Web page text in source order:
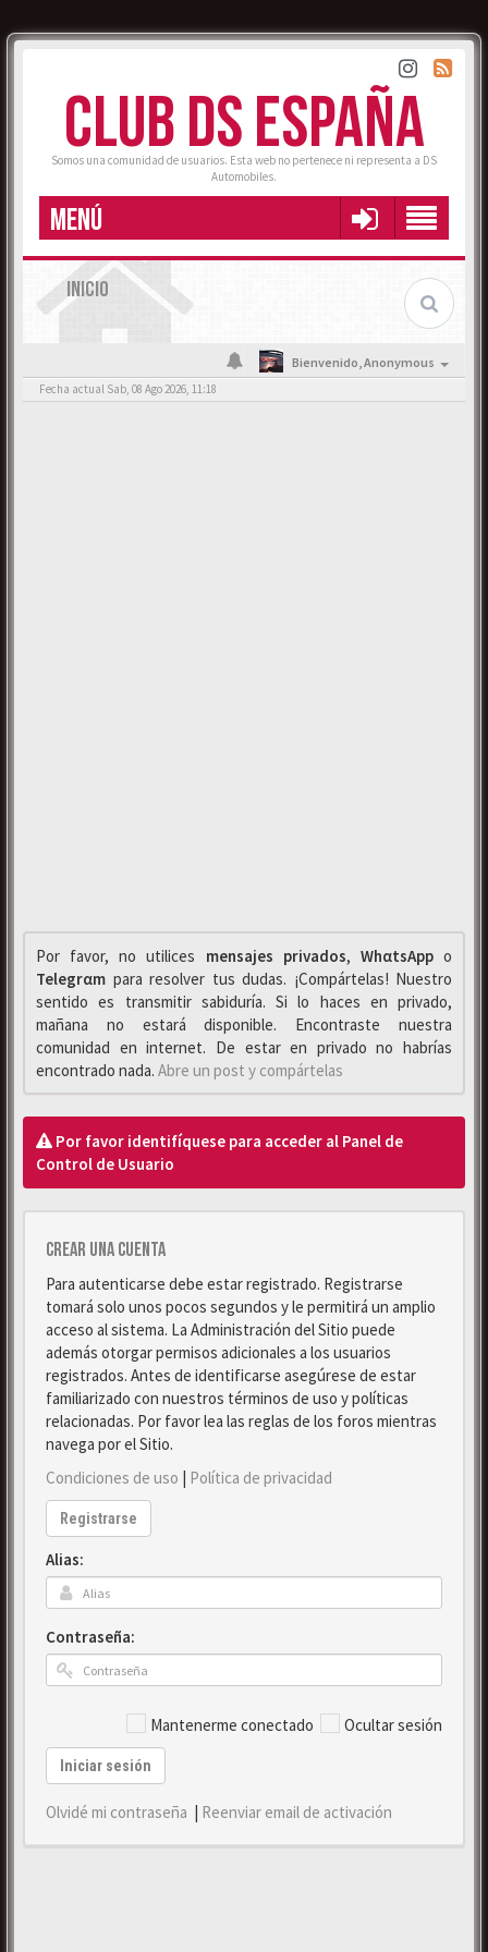
CLUB DS ESPAÑA
Somos una comunidad de usuarios. Esta web no pertenece ni representa a DS
Automobiles.
MENÚ
INICIO
Bienvenido,Anonymous
Fecha actual Sab, 08 Ago 2026, 11:18
Por favor, no utilices mensajes privados, WhαtsAppo
Telegrαm para resolver tus dudas. ¡Compártelas! Nuestro
sentido es transmitir sabiduría. Si lo haces en privado,
mañana no estará disponible. Encontraste nuestra
comunidad en internet. De estar en privado no habrías
encontrado nada. Abre un post y compártelas
Por favor identifíquese para acceder al Panel de
Control de Usuario
Crear una cuenta
Para autenticarse debe estar registrado. Registrarse
tomará solo unos pocos segundos y le permitirá un amplio
acceso al sistema. La Administración del Sitio puede
además otorgar permisos adicionales a los usuarios
registrados. Antes de identificarse asegúrese de estar
familiarizado con nuestros términos de uso y políticas
relacionadas. Por favor lea las reglas de los foros mientras
navega por el Sitio.
Condiciones de uso | Política de privacidad
Registrarse
Alias:
Contraseña:
Mantenerme conectado Ocultar sesión
Iniciar sesión
Olvidé mi contraseña | Reenviar email de activación